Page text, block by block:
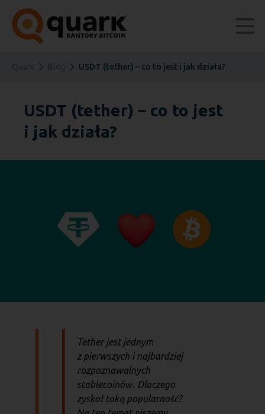
USDT (tether) – co to jest i jak działa?
USDT (tether) – co to jest
i jak działa?
Tether jest jednym
z pierwszych i najbardziej
rozpoznawalnych
stablecoinów. Dlaczego
zyskał taką popularność?